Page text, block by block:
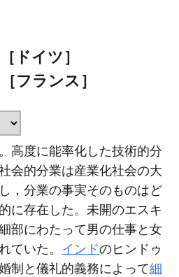
ドイツ］
フランス］
高度に能率化した技術的分
会的分業は産業化社会の大
，分業の事実そのものはど
に存在した。未開のエスキ
部にわたって男の仕事と女
ていた。 インドのヒンドゥ
制と儀礼的義務によって細